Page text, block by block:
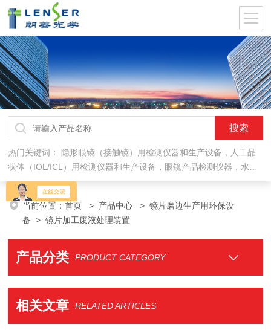
热门关键词： 隐形眼镜（接触镜）用检测仪器和生产设备，人工晶
状体（IOL/ICL）用检测仪器和生产设备，眼镜产品检测仪器，水气
处理环保设备
当前位置：首页 > 产品中心 >镜片磨边生产用环保设
备 >镜片加工废液处理装置
产品分类 PRODUCT CATEGORY
相关文章 RELATED ARTICLES